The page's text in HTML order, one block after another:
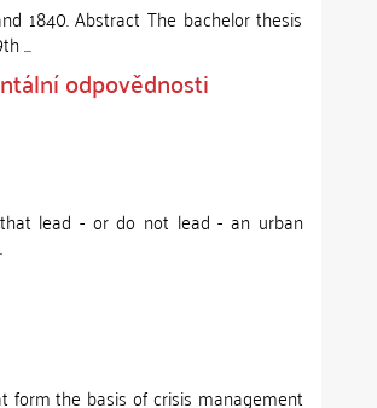
1840. Abstract The bachelor thesis
...
odpovědnosti
lead - or do not lead - an urban
form the basis of crisis management